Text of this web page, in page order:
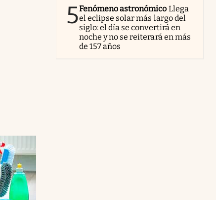
5Fenómeno astronómico Llega
el eclipse solar más largo del
siglo: el día se convertirá en
noche y no se reiterará en más
de 157 años